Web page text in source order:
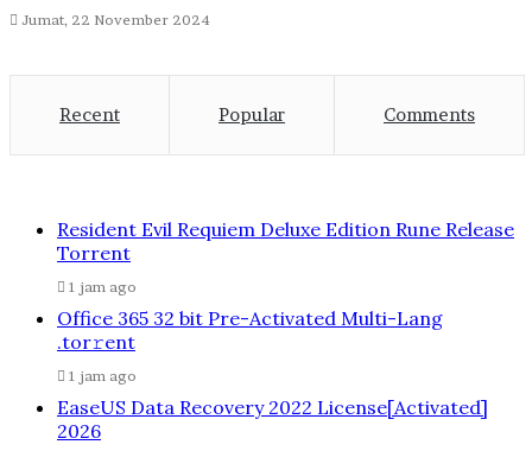
Jumat, 22 November 2024
Recent Popular Comments
Resident Evil Requiem Deluxe Edition Rune Release
Torrent
1 jam ago
Office 365 32 bit Pre-Activated Multi-Lang
.tоr𝚛еnt
1 jam ago
EaseUS Data Recovery 2022 License[Activated]
2026